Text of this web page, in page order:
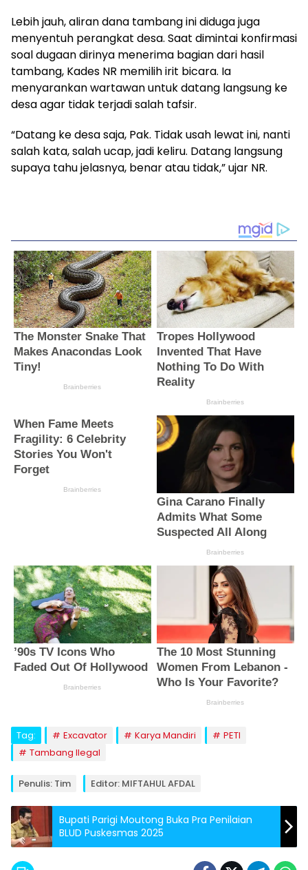
Lebih jauh, aliran dana tambang ini diduga juga
menyentuh perangkat desa. Saat dimintai konfirmasi
soal dugaan dirinya menerima bagian dari hasil
tambang, Kades NR memilih irit bicara. Ia
menyarankan wartawan untuk datang langsung ke
desa agar tidak terjadi salah tafsir.
“Datang ke desa saja, Pak. Tidak usah lewat ini, nanti
salah kata, salah ucap, jadi keliru. Datang langsung
supaya tahu jelasnya, benar atau tidak,” ujar NR.
Tag: Excavator Karya Mandiri
PETI
Tambang Ilegal
Penulis: Tim Editor: MIFTAHUL AFDAL
Bupati Parigi Moutong Buka Pra Penilaian
BLUD Puskesmas 2025